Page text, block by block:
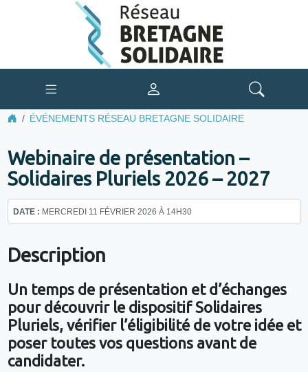
ÉVÉNEMENTS RÉSEAU BRETAGNE SOLIDAIRE
Webinaire de présentation –
Solidaires Pluriels 2026 – 2027
DATE : MERCREDI 11 FÉVRIER 2026 À 14H30
Description
Un temps de présentation et d’échanges
pour découvrir le dispositif Solidaires
Pluriels, vérifier l’éligibilité de votre idée et
poser toutes vos questions avant de
candidater.